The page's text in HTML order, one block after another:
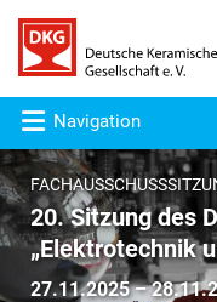
Navigation
20. Sitzung des
„Elektrotechnik
27.11.2025 –